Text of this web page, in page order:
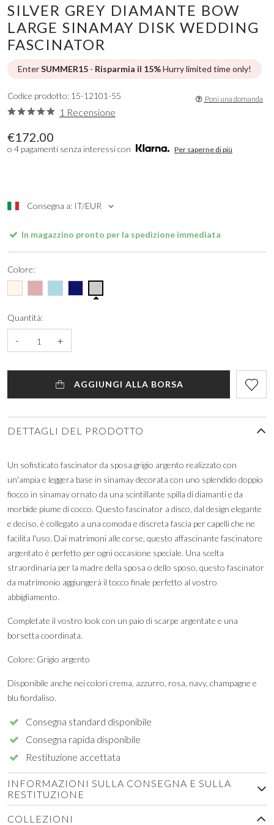
SILVER GREY DIAMANTE BOW
LARGE SINAMAY DISK WEDDING
FASCINATOR
EnterSUMMER15 - Risparmia il 15%Hurry limited time only!
€172.00
o 4 pagamenti senza interessi con Per saperne di più
Consegna a: IT/EUR
Codice prodotto: 15-12101-55
1 Recensione
Poni una domanda
In magazzino pronto per la spedizione immediata
Colore:
Quantità:
- +
AGGIUNGI ALLA BORSA
DETTAGLI DEL PRODOTTO
Un sofisticato fascinator da sposa grigio argento realizzato con
un'ampia e leggera base in sinamay decorata con uno splendido doppio
fiocco in sinamay ornato da una scintillante spilla di diamanti e da
morbide piume di cocco. Questo fascinator a disco, dal design elegante
e deciso, è collegato a una comoda e discreta fascia per capelli che ne
facilita l'uso. Dai matrimoni alle corse, questo affascinante fascinatore
argentato è perfetto per ogni occasione speciale. Una scelta
straordinaria per la madre della sposa o dello sposo, questo fascinator
da matrimonio aggiungerà il tocco finale perfetto al vostro
abbigliamento.
Completate il vostro look con un paio di scarpe argentate e una
borsetta coordinata.
Colore: Grigio argento
Disponibile anche nei colori crema, azzurro, rosa, navy, champagne e
blu fiordaliso.
Consegna standard disponibile
Consegna rapida disponibile
Restituzione accettata
INFORMAZIONI SULLA CONSEGNA E SULLA
RESTITUZIONE
COLLEZIONI